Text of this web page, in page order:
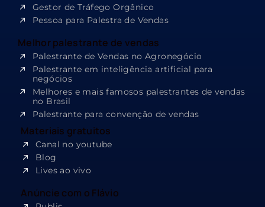
Gestor de Tráfego Orgânico
Pessoa para Palestra de Vendas
Melhor palestrante de vendas
Palestrante de Vendas no Agronegócio
Palestrante em inteligência artificial para
negócios
Melhores e mais famosos palestrantes de vendas
no Brasil
Palestrante para convenção de vendas
Materiais gratuitos
Canal no youtube
Blog
Lives ao vivo
Anúncie com o Flávio